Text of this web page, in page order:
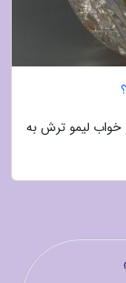
خواب لیمو ترش به